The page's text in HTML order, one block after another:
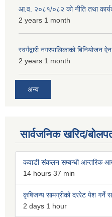
आ.व. २०८१/०८२ को नीति तथा
2 years 1 month
स्वर्गद्वारी नगरपालिकाको बिनियोजन
2 years 1 month
अन्य
सार्वजनिक खरिद/
कवाडी संकलन सम्बन्धी आन्तरिक
14 hours 37 min
कृषिजन्य सामग्रीको दररेट पेश गर्ने
2 days 1 hour